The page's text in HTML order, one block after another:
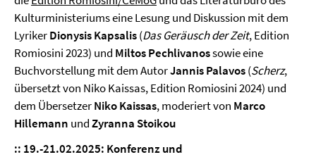
Kulturministeriums eine Lesung und Diskussion mit dem
LyrikerDionysis Kapsalis(Das Geräusch der Zeit, Edition
Romiosini 2023) und Miltos Pechlivanossowie eine
Buchvorstellung mit dem AutorJannis Palavos(Scherz,
übersetzt von Niko Kaissas, Edition Romiosini 2024) und
dem ÜbersetzerNiko Kaissas, moderiert von Marco
Hillemann undZyranna Stoikou
:: 19.-21.02.2025: Konferenz und